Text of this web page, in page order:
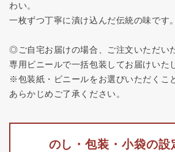
わい。
一枚ずつ丁寧に漬け込んだ伝統の味です。
◎ご自宅お届けの場合、ご注文いただい
専用ビニールで一括包装してお届けいた
※包装紙・ビニールをお選びいただくこ
あらかじめご了承ください。
のし・包装・小袋の設